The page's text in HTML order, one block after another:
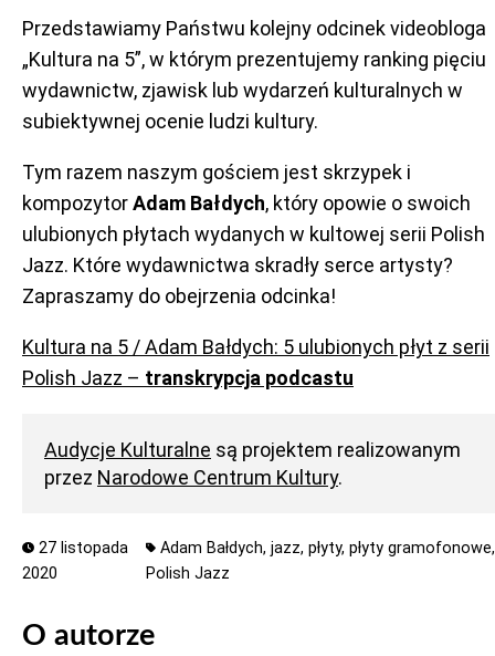
Przedstawiamy Państwu kolejny odcinek videobloga
„Kultura na 5”, w którym prezentujemy ranking pięciu
wydawnictw, zjawisk lub wydarzeń kulturalnych w
subiektywnej ocenie ludzi kultury.
Tym razem naszym gościem jest skrzypek i
kompozytorAdam Bałdych, który opowie o swoich
ulubionych płytach wydanych w kultowej serii Polish
Jazz. Które wydawnictwa skradły serce artysty?
Zapraszamy do obejrzenia odcinka!
Kultura na 5 / Adam Bałdych: 5 ulubionych płyt z serii
Polish Jazz – transkrypcja podcastu
Audycje Kulturalne są projektem realizowanym
przez Narodowe Centrum Kultury.
27 listopada
2020
Adam Bałdych,jazz,płyty,płyty gramofonowe,
Polish Jazz
O autorze